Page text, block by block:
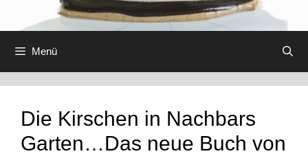
Menü
Die Kirschen in Nachbars
Garten…Das neue Buch von